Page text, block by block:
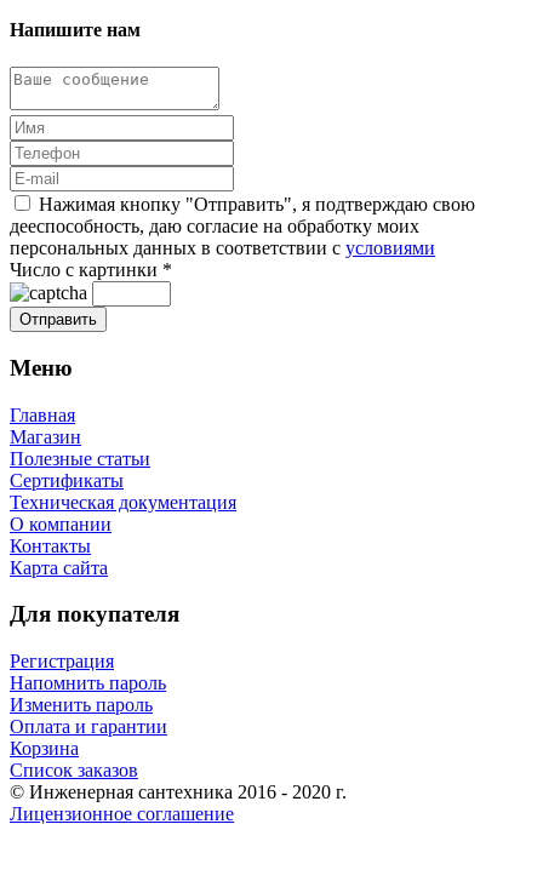
Напишите нам
Нажимая кнопку "Отправить", я подтверждаю свою
дееспособность, даю согласие на обработку моих
персональных данных в соответствии с условиями
Число с картинки *
Меню
Главная
Магазин
Полезные статьи
Сертификаты
Техническая документация
О компании
Контакты
Карта сайта
Для покупателя
Регистрация
Напомнить пароль
Изменить пароль
Оплата и гарантии
Корзина
Список заказов
© Инженерная сантехника 2016 - 2020 г.
Лицензионное соглашение